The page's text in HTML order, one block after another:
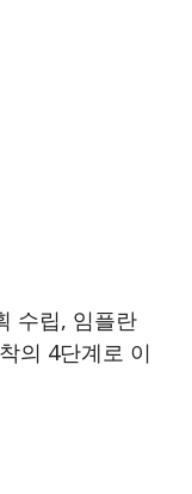
수립, 임플란
의 4단계로 이